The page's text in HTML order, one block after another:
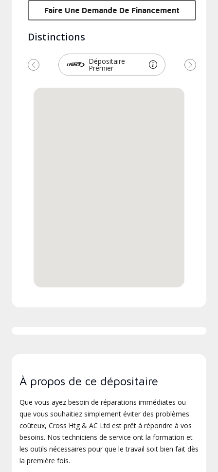
Faire Une Demande De Financement
Distinctions
Dépositaire
Premier
Précédent Suivant
À propos de ce dépositaire
Que vous ayez besoin de réparations immédiates ou
que vous souhaitiez simplement éviter des problèmes
coûteux, Cross Htg & AC Ltd est prêt à répondre à vos
besoins. Nos techniciens de service ont la formation et
les outils nécessaires pour que le travail soit bien fait dès
la première fois.